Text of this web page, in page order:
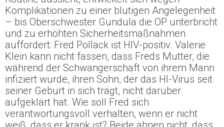
Komplikationen zu einer blutigen Angelegenheit
– bis Oberschwester Gundula die OP unterbricht
und zu erhöhten Sicherheitsmaßnahmen
auffordert: Fred Pollack ist HIV-positiv. Valerie
Klein kann nicht fassen, dass Freds Mutter, die
während der Schwangerschaft von ihrem Mann
infiziert wurde, ihren Sohn, der das HI-Virus seit
seiner Geburt in sich trägt, nicht darüber
aufgeklärt hat. Wie soll Fred sich
verantwortungsvoll verhalten, wenn er nicht